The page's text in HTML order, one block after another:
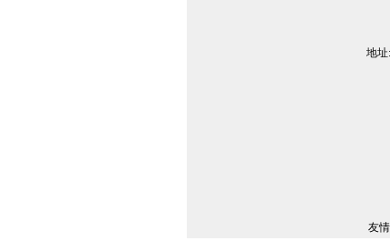
地
友